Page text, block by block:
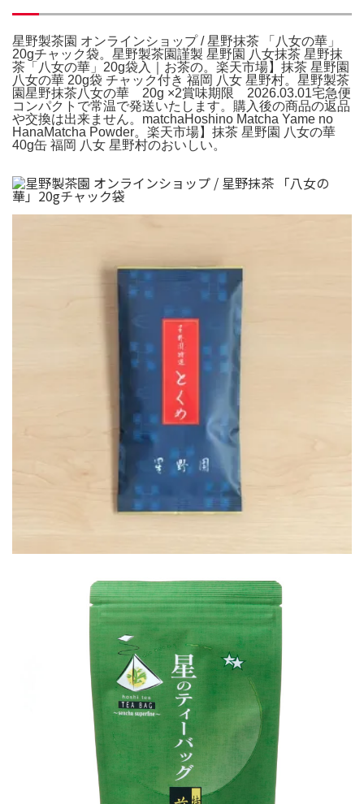
星野製茶園 オンラインショップ / 星野抹茶 「八女の華」
20gチャック袋。星野製茶園謹製 星野園 八女抹茶 星野抹
茶「八女の華」20g袋入｜お茶の。楽天市場】抹茶 星野園
八女の華 20g袋 チャック付き 福岡 八女 星野村。星野製茶
園星野抹茶八女の華 20g ×2賞味期限 2026.03.01宅急便
コンパクトで常温で発送いたします。購入後の商品の返品
や交換は出来ません。matchaHoshino Matcha Yame no
HanaMatcha Powder。楽天市場】抹茶 星野園 八女の華
40g缶 福岡 八女 星野村のおいしい。